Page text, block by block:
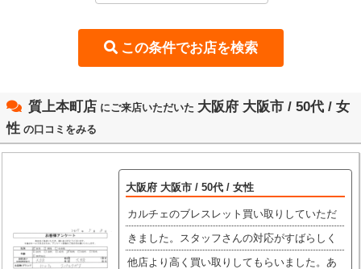
質上本町店 にご来店いただいた 大阪府 大阪市 / 50代 / 女
性 の口コミをみる
大阪府 大阪市 / 50代 / 女性
カルチェのブレスレット買い取りしていただ
きました。スタッフさんの対応がすばらしく
他店より高く買い取りしてもらいました。あ